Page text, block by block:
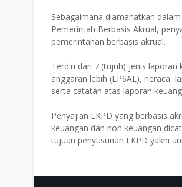
Sebagaimana diamanatkan
Pemerintah Berbasis Akrual,
pemerintahan berbasis akrual.
Terdiri dari 7 (tujuh) jenis laporan
anggaran lebih (LPSAL), neraca,
serta catatan atas laporan
Penyajian LKPD yang berbasis
keuangan dan non keuangan
tujuan penyusunan LKPD yakni